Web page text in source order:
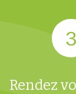
Rendez